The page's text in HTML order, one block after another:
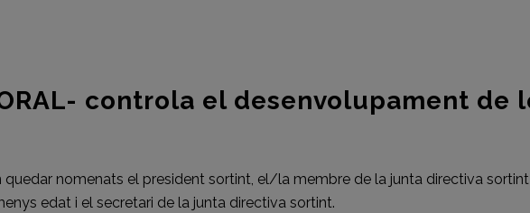
controla el desenvolupament de
quedar nomenats el president sortint, el/la membre de la junta directiva sortint
edat i el secretari de la junta directiva sortint.